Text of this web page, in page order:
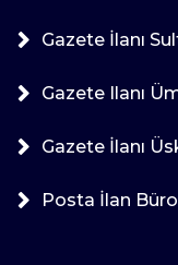
Gazete İlanı
Gazete Ilanı
Gazete İlanı
Posta İlan